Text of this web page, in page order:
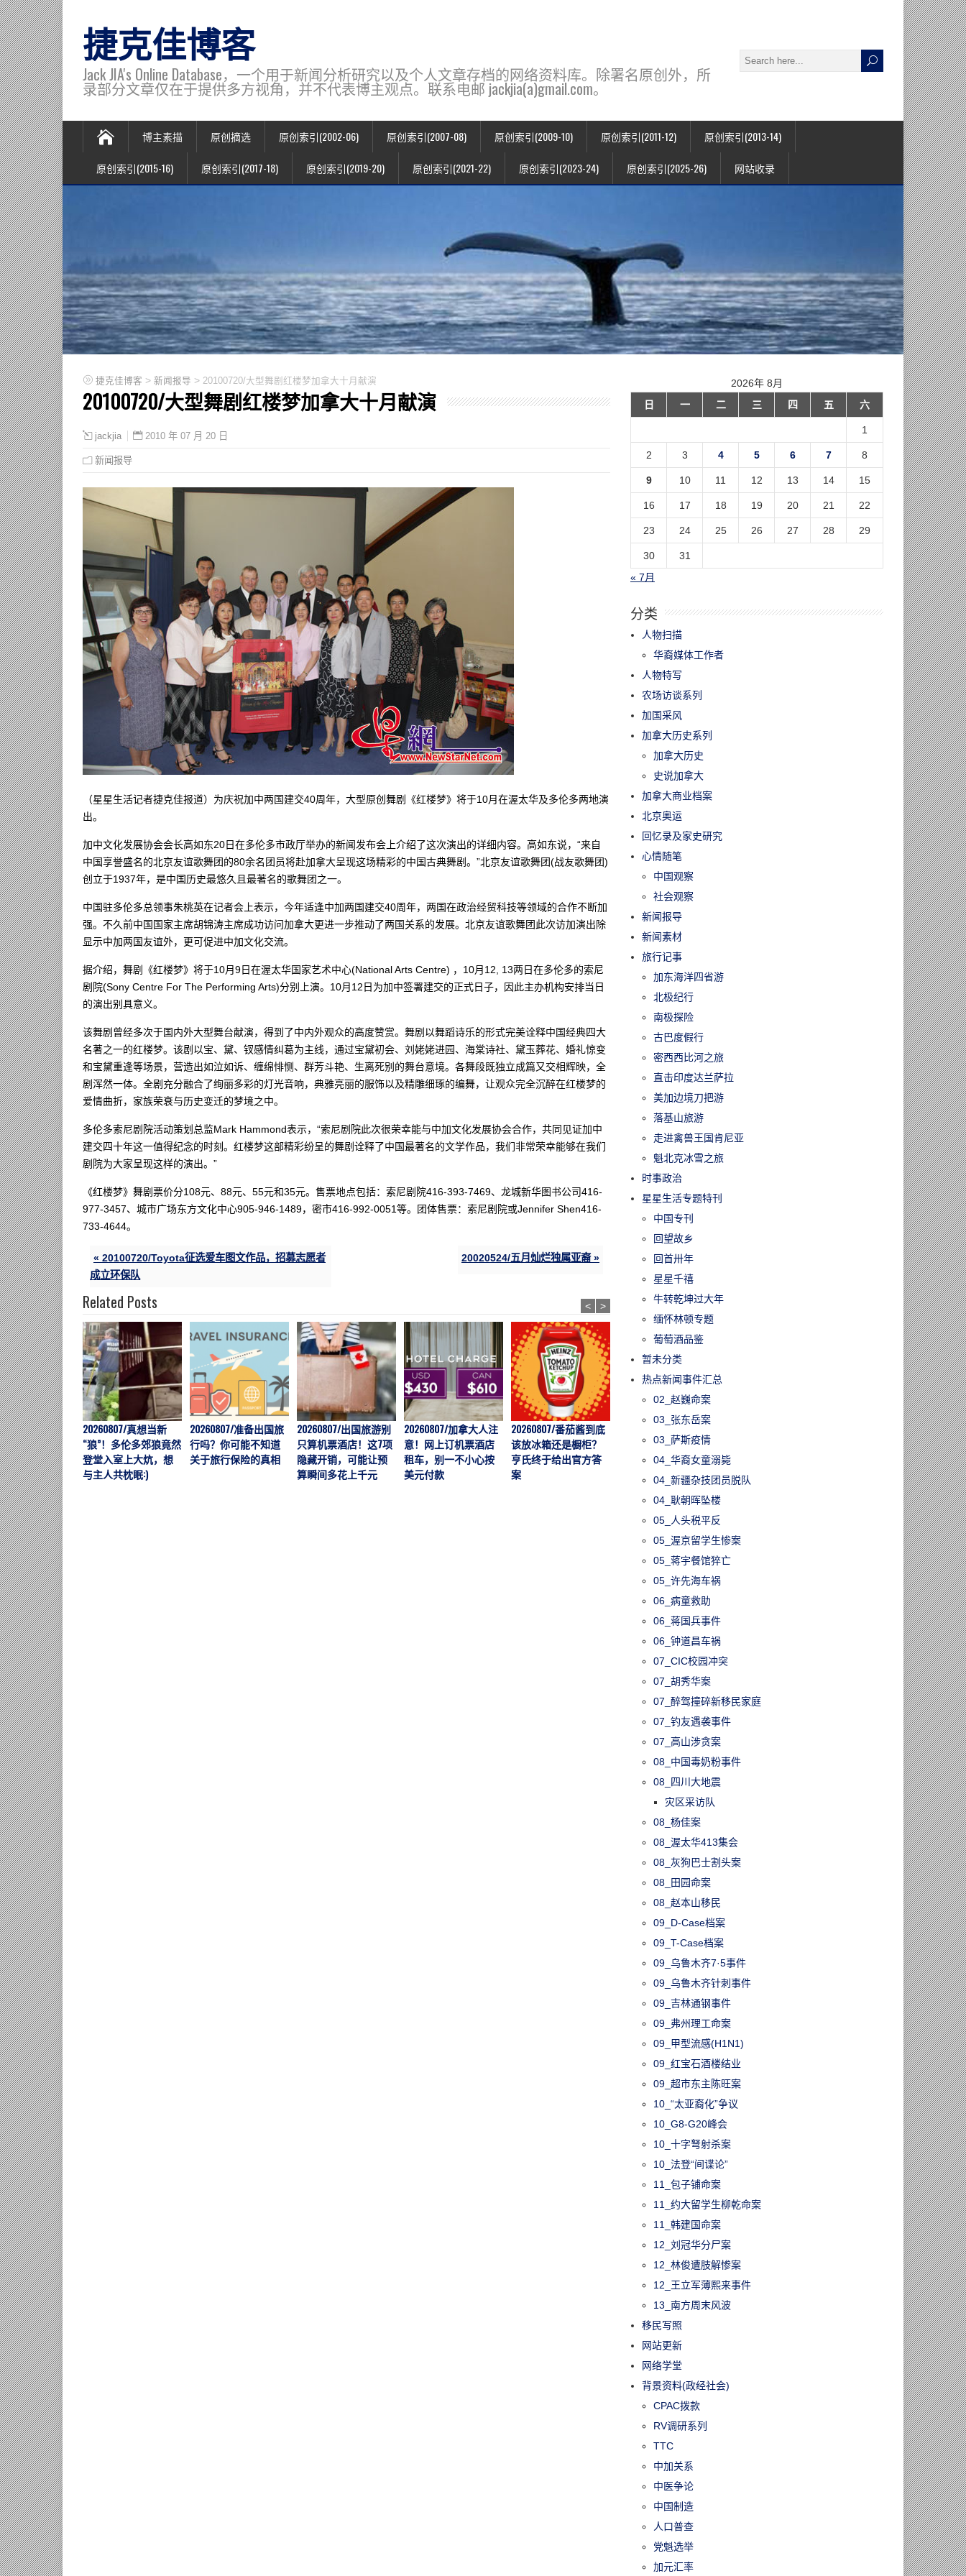
捷克佳博客
Jack JIA's Online Database，一个用于新闻分析研究以及个人文章存档的网络资料库。除署名原创外，所
录部分文章仅在于提供多方视角，并不代表博主观点。联系电邮 jackjia(a)gmail.com。
博主素描 原创摘选 原创索引(2002-06) 原创索引(2007-08) 原创索引(2009-10) 原创索引(2011-12) 原创索引(2013-14)
原创索引(2015-16) 原创索引(2017-18) 原创索引(2019-20) 原创索引(2021-22) 原创索引(2023-24) 原创索引(2025-26) 网站收录
捷克佳博客 > 新闻报导 > 20100720/大型舞剧红楼梦加拿大十月献演
20100720/大型舞剧红楼梦加拿大十月献演
jackjia 2010 年 07 月 20 日
新闻报导
（星星生活记者捷克佳报道）为庆祝加中两国建交40周年，大型原创舞剧《红楼梦》将于10月在渥太华及多伦多两地演
出。
加中文化发展协会会长高如东20日在多伦多市政厅举办的新闻发布会上介绍了这次演出的详细内容。高如东说，“来自
中国享誉盛名的北京友谊歌舞团的80余名团员将赴加拿大呈现这场精彩的中国古典舞剧。”北京友谊歌舞团(战友歌舞团)
创立于1937年，是中国历史最悠久且最著名的歌舞团之一。
中国驻多伦多总领事朱桃英在记者会上表示，今年适逢中加两国建交40周年，两国在政治经贸科技等领域的合作不断加
强。不久前中国国家主席胡锦涛主席成功访问加拿大更进一步推动了两国关系的发展。北京友谊歌舞团此次访加演出除
显示中加两国友谊外，更可促进中加文化交流。
据介绍，舞剧《红楼梦》将于10月9日在渥太华国家艺术中心(National Arts Centre) ，10月12, 13两日在多伦多的索尼
剧院(Sony Centre For The Performing Arts)分别上演。10月12日为加中签署建交的正式日子，因此主办机构安排当日
的演出别具意义。
该舞剧曾经多次于国内外大型舞台献演，得到了中内外观众的高度赞赏。舞剧以舞蹈诗乐的形式完美诠释中国经典四大
名著之一的红楼梦。该剧以宝、黛、钗感情纠葛为主线，通过宝黛初会、刘姥姥进园、海棠诗社、黛玉葬花、婚礼惊变
和宝黛重逢等场景，营造出如泣如诉、缠绵悱恻、群芳斗艳、生离死别的舞台意境。各舞段既独立成篇又交相辉映，全
剧浑然一体。全剧充分融合了绚丽多彩的灯光音响，典雅亮丽的服饰以及精雕细琢的编舞，让观众完全沉醉在红楼梦的
爱情曲折，家族荣衰与历史变迁的梦境之中。
多伦多索尼剧院活动策划总监Mark Hammond表示，“索尼剧院此次很荣幸能与中加文化发展协会合作，共同见证加中
建交四十年这一值得纪念的时刻。红楼梦这部精彩纷呈的舞剧诠释了中国最著名的文学作品，我们非常荣幸能够在我们
剧院为大家呈现这样的演出。”
《红楼梦》舞剧票价分108元、88元、55元和35元。售票地点包括：索尼剧院416-393-7469、龙城新华图书公司416-
977-3457、城市广场东方文化中心905-946-1489，密市416-992-0051等。团体售票：索尼剧院或Jennifer Shen416-
733-4644。
« 20100720/Toyota征选爱车图文作品，招募志愿者
成立环保队
20020524/五月灿烂独属亚裔 »
Related Posts
20260807/真想当新
“狼”！多伦多郊狼竟然
登堂入室上大炕，想
与主人共枕眠:)
20260807/准备出国旅
行吗？你可能不知道
关于旅行保险的真相
20260807/出国旅游别
只算机票酒店！这7项
隐藏开销，可能让预
算瞬间多花上千元
20260807/加拿大人注
意！网上订机票酒店
租车，别一不小心按
美元付款
20260807/番茄酱到底
该放冰箱还是橱柜？
亨氏终于给出官方答
案
20260806/大多伦多房
价一年跌4.5%！越来
越多经济学家开始
说：加拿大楼市或已
< >
2026年 8月
日
一 二 三 四 五 六
1
2 3 4 5 6 7 8
9 10 11 12 13 14 15
16 17 18 19 20 21 22
23 24 25 26 27 28 29
30
31
« 7月
分类
人物扫描
华裔媒体工作者
人物特写
农场访谈系列
加国采风
加拿大历史系列
加拿大历史
史说加拿大
加拿大商业档案
北京奥运
回忆录及家史研究
心情随笔
中国观察
社会观察
新闻报导
新闻素材
旅行记事
加东海洋四省游
北极纪行
南极探险
古巴度假行
密西西比河之旅
直击印度达兰萨拉
美加边境刀把游
落基山旅游
走进禽兽王国肯尼亚
魁北克冰雪之旅
时事政治
星星生活专题特刊
中国专刊
回望故乡
回首卅年
星星千禧
牛转乾坤过大年
缅怀林顿专题
葡萄酒品鉴
暂未分类
热点新闻事件汇总
02_赵巍命案
03_张东岳案
03_萨斯疫情
04_华裔女童溺毙
04_新疆杂技团员脱队
04_耿朝晖坠楼
05_人头税平反
05_渥京留学生惨案
05_蒋宇餐馆猝亡
05_许先海车祸
06_病童救助
06_蒋国兵事件
06_钟道昌车祸
07_CIC校园冲突
07_胡秀华案
07_醉驾撞碎新移民家庭
07_钓友遇袭事件
07_高山涉贪案
08_中国毒奶粉事件
08_四川大地震
灾区采访队
08_杨佳案
08_渥太华413集会
08_灰狗巴士割头案
08_田园命案
08_赵本山移民
09_D-Case档案
09_T-Case档案
09_乌鲁木齐7·5事件
09_乌鲁木齐针刺事件
09_吉林通钢事件
09_弗州理工命案
09_甲型流感(H1N1)
09_红宝石酒楼结业
09_超市东主陈旺案
10_“太亚裔化”争议
10_G8-G20峰会
10_十字弩射杀案
10_法登“间谍论”
11_包子铺命案
11_约大留学生柳乾命案
11_韩建国命案
12_刘冠华分尸案
12_林俊遭肢解惨案
12_王立军薄熙来事件
13_南方周末风波
移民写照
网站更新
网络学堂
背景资料(政经社会)
CPAC拨款
RV调研系列
TTC
中加关系
中医争论
中国制造
人口普查
党魁选举
加元汇率